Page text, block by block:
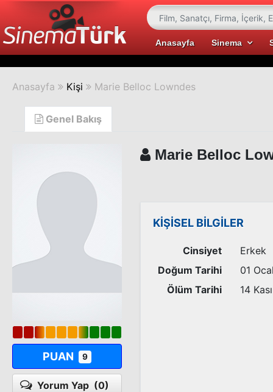
Anasayfa Sinema
Anasayfa Kişi Marie Belloc Lowndes
Genel Bakış
PUAN 9
Yorum Yap (0)
Marie Belloc
KİŞİSEL BİLGİLER
Cinsiyet
Erkek
Doğum Tarihi
01
Ölüm Tarihi
14